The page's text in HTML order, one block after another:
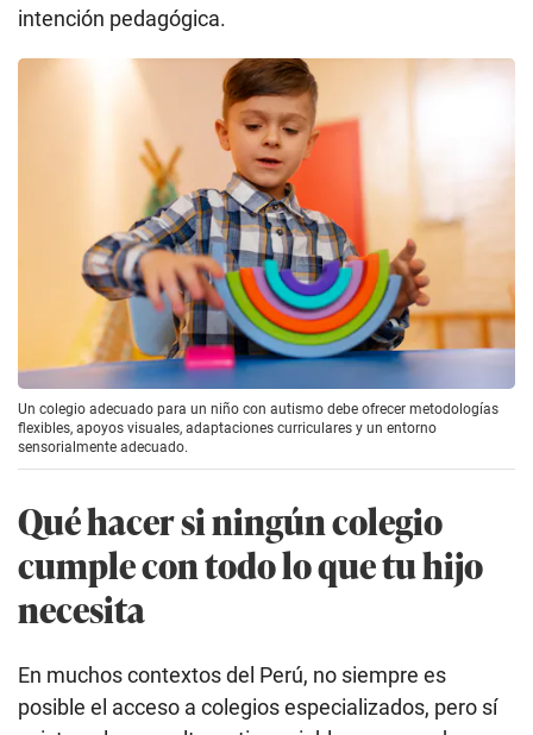
intención pedagógica.
Un colegio adecuado para un niño con autismo debe ofrecer metodologías
flexibles, apoyos visuales, adaptaciones curriculares y un entorno
sensorialmente adecuado.
Qué hacer si ningún colegio
cumple con todo lo que tu hijo
necesita
En muchos contextos del Perú, no siempre es
posible el acceso a colegios especializados, pero sí